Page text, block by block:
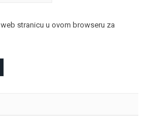
stranicu u ovom browseru za